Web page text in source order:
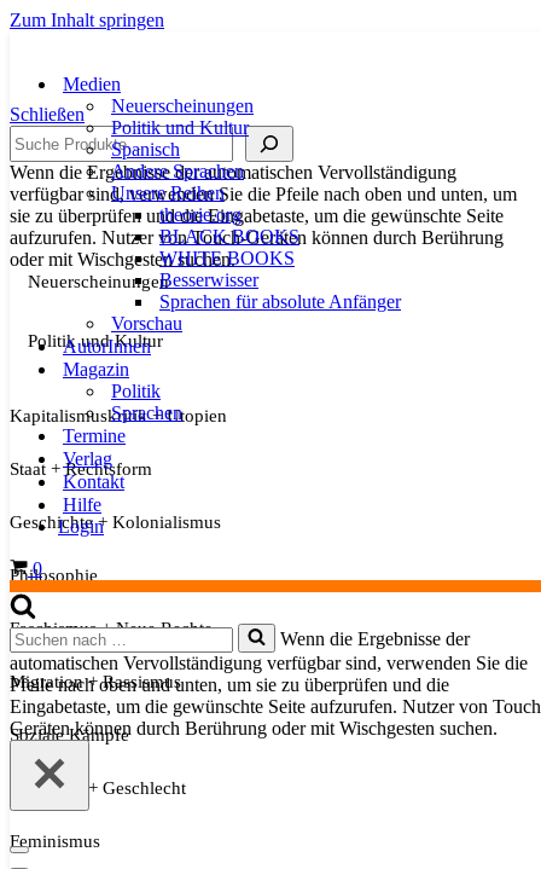
Zum Inhalt springen
Medien
Neuerscheinungen
Politik und Kultur
Spanisch
Andere Sprachen
Unsere Reihen
theorie.org
BLACK BOOKS
WHITE BOOKS
Besserwisser
Sprachen für absolute Anfänger
Vorschau
AutorInnen
Magazin
Politik
Sprachen
Termine
Verlag
Kontakt
Hilfe
Login
Warenkorb
0
Suchen
nach …
Wenn die Ergebnisse der
automatischen Vervollständigung verfügbar sind, verwenden Sie die
Pfeile nach oben und unten, um sie zu überprüfen und die
Eingabetaste, um die gewünschte Seite aufzurufen. Nutzer von
Geräten können durch Berührung oder mit Wischgesten suchen.
Navigationsmenü
Schließen
Suche
Wenn die Ergebnisse der automatischen Vervollständigung
verfügbar sind, verwenden Sie die Pfeile nach oben und unten, um
sie zu überprüfen und die Eingabetaste, um die gewünschte Seite
aufzurufen. Nutzer von Touch-Geräten können durch Berührung
oder mit Wischgesten suchen.
Neuerscheinungen
Politik und Kultur
Kapitalismuskritik + Utopien
Staat + Rechtsform
Geschichte + Kolonialismus
Philosophie
Faschismus + Neue Rechte
Migration + Rassismus
Soziale Kämpfe
Sexualität + Geschlecht
Feminismus